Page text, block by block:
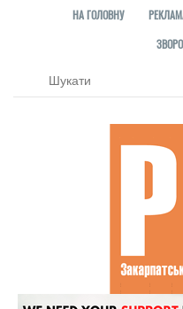
НА ГОЛОВНУ